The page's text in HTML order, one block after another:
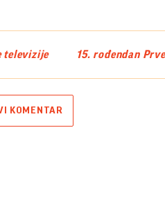
televizije 15. rođendan
KOMENTAR